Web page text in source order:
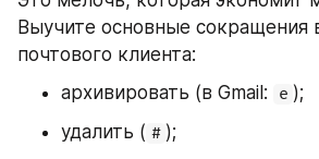
Выучите основные сокращения
почтового клиента:
архивировать (в Gmail:
e );
удалить ( # );